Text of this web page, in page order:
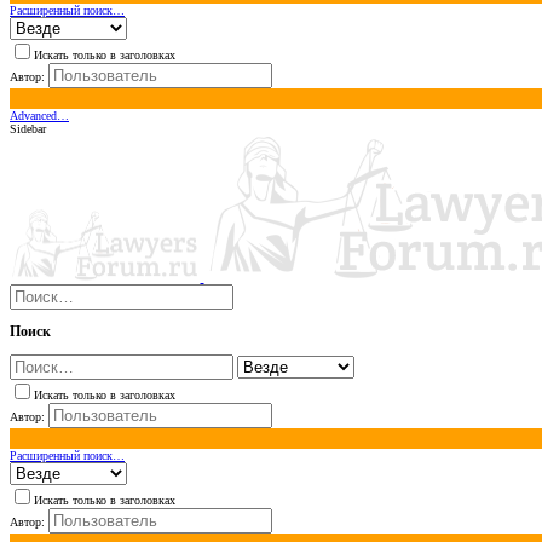
Расширенный поиск…
Искать только в заголовках
Автор:
Advanced…
Sidebar
Поиск
Искать только в заголовках
Автор:
Расширенный поиск…
Искать только в заголовках
Автор: